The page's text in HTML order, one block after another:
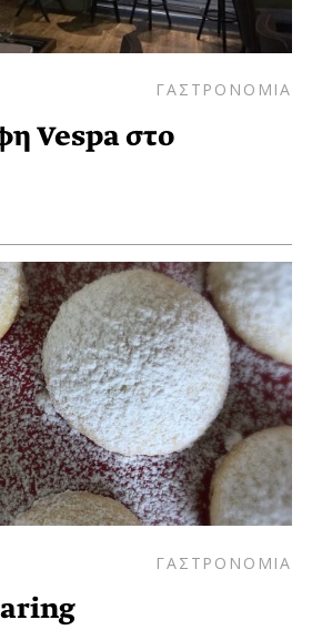
ΓΑΣΤΡΟΝΟΜΙΑ
Vespa στο
ΓΑΣΤΡΟΝΟΜΙΑ